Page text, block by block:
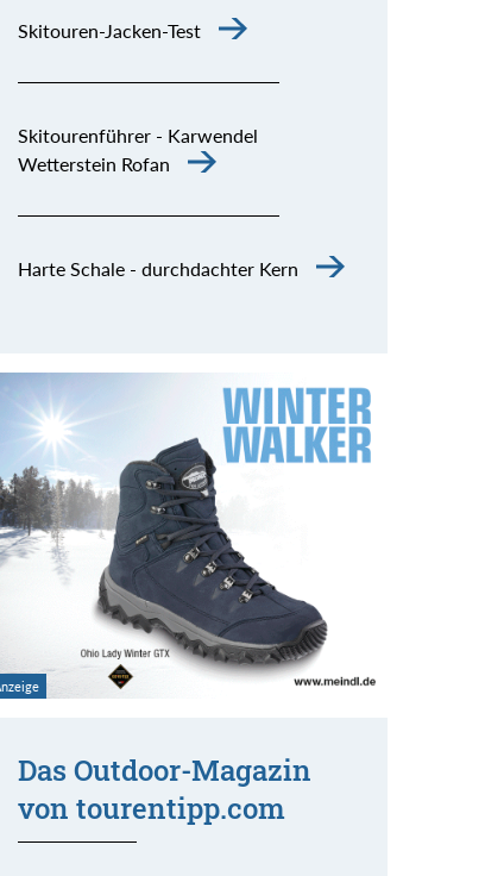
Skitouren-Jacken-Test
Skitourenführer - Karwendel
Wetterstein Rofan
Harte Schale - durchdachter Kern
Das Outdoor-Magazin
von tourentipp.com